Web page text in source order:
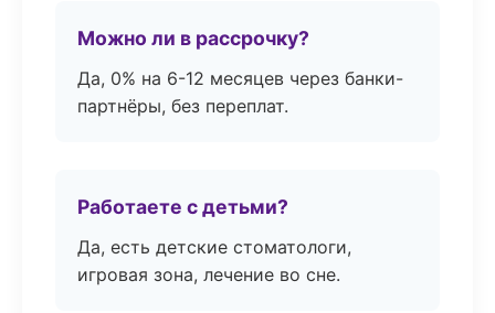
Можно ли в рассрочку?
Да, 0% на 6-12 месяцев через банки-
партнёры, без переплат.
Работаете с детьми?
Да, есть детские стоматологи,
игровая зона, лечение во сне.